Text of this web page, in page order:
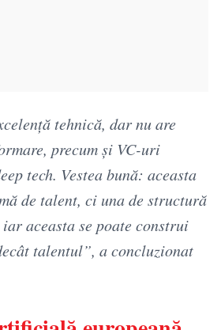
tehnică, dar nu are
precum și VC-uri
tech. Vestea bună: aceasta
de talent, ci una de structură
aceasta se poate construi
talentul”, a concluzionat